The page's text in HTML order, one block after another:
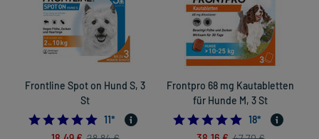
Frontline Spot on Hund S, 3
St
5.0
11*
Frontpro 68 mg Kautabletten
für Hunde M, 3 St
5.0
18*